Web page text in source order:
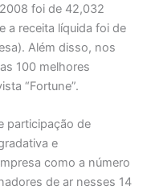
foi de 42,032
a receita líquida foi de
Além disso, nos
100 melhores
“Fortune”.
participação de
e
como a número
de ar nesses 14